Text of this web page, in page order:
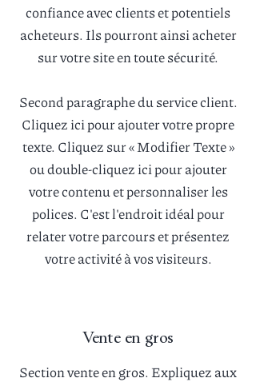
confiance avec clients et potentiels
acheteurs. Ils pourront ainsi acheter
sur votre site en toute sécurité.
Second paragraphe du service client.
Cliquez ici pour ajouter votre propre
texte. Cliquez sur«Modifier Texte »
ou double-cliquez ici pour ajouter
votre contenu et personnaliser les
polices. C'est l'endroit idéal pour
relater votre parcours et présentez
votre activité à vos visiteurs.
Vente en gros
Section vente en gros. Expliquez aux